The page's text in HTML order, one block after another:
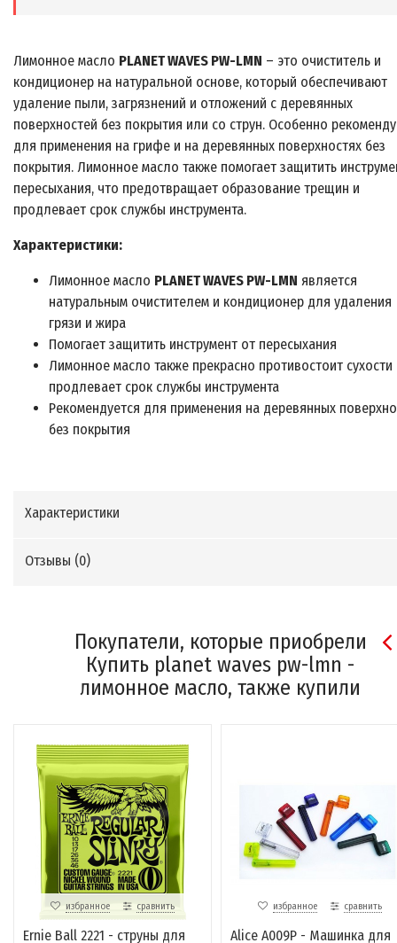
Лимонное масло PLANET WAVES PW-LMN – это очиститель и
кондиционер на натуральной основе, который обеспечивают
удаление пыли, загрязнений и отложений с деревянных
поверхностей без покрытия или со струн. Особенно
для применения на грифе и на деревянных поверхностях без
покрытия. Лимонное масло также помогает защитить
пересыхания, что предотвращает образование трещин и
продлевает срок службы инструмента.
Характеристики:
Лимонное масло PLANET WAVES PW-LMN является
натуральным очистителем и кондиционер для удаления
грязи и жира
Помогает защитить инструмент от пересыхания
Лимонное масло также прекрасно противостоит сухости
продлевает срок службы инструмента
Рекомендуется для применения на деревянных
без покрытия
Характеристики
Отзывы (0)
Покупатели, которые приобрели
Купить planet waves pw-lmn -
лимонное масло, также купили
избранное сравнить
Ernie Ball 2221 - струны для
избранное сравнить
Alice A009P - Машинка для